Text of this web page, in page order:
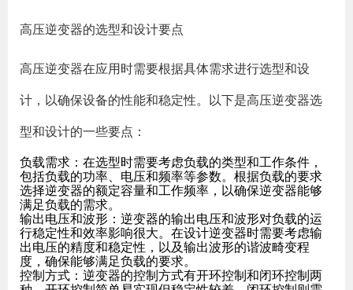
高压逆变器的选型和设计要点
高压逆变器在应用时需要根据具体需求进行选型和设
计，以确保设备的性能和稳定性。以下是高压逆变器选
型和设计的一些要点：
负载需求：在选型时需要考虑负载的类型和工作条件，
包括负载的功率、电压和频率等参数。根据负载的要求
选择逆变器的额定容量和工作频率，以确保逆变器能够
满足负载的需求。
输出电压和波形：逆变器的输出电压和波形对负载的运
行稳定性和效率影响很大。在设计逆变器时需要考虑输
出电压的精度和稳定性，以及输出波形的谐波畸变程
度，确保能够满足负载的要求。
控制方式：逆变器的控制方式有开环控制和闭环控制两